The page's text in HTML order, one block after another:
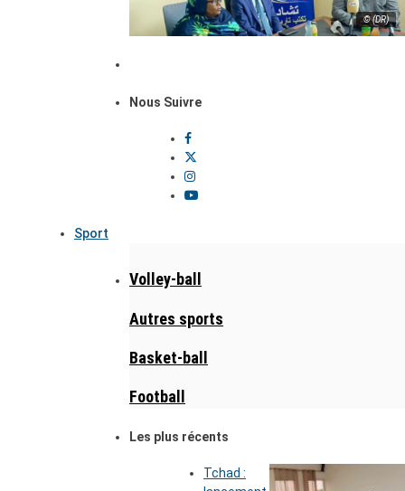
© (DR)
Nous Suivre
Sport
Volley-ball
Autres sports
Basket-ball
Football
Les plus récents
Tchad :